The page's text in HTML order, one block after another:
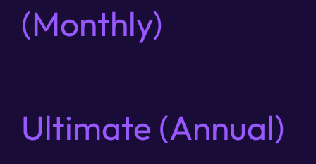
(Monthly)
Ultimate (Annual)